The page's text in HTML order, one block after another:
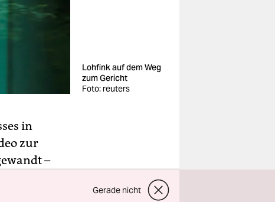
Lohfink auf dem Weg
zum Gericht
Foto: reuters
in
zur
–
schlimm,
Gerade nicht